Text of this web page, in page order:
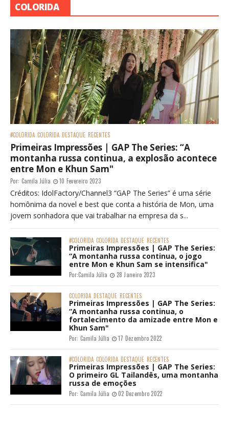
COLORIDA
#COLORIDA COLORIDA DESTAQUE RECENTES
Primeiras Impressões | GAP The Series: “A
montanha russa continua, a explosão acontece
entre Mon e Khun Sam"
Por: Camila Júlia 10 Fevereiro 2023
Créditos: IdolFactory/Channel3 “GAP The Series” é uma série
homônima da novel e best que conta a história de Mon, uma
jovem sonhadora que vai trabalhar na empresa da s...
#COLORIDA COLORIDA DESTAQUE RECENTES
Primeiras Impressões | GAP The Series:
“A montanha russa continua, o jogo
entre Mon e Khun Sam se intensifica"
Por:Camila Júlia 28 Janeiro 2023
COLORIDA DESTAQUE RECENTES
Primeiras Impressões | GAP The Series:
“A montanha russa continua, o
fortalecimento da amizade entre Mon e
Khun Sam"
Por: Camila Júlia 17 Dezembro 2022
#COLORIDA COLORIDA DESTAQUE RECENTES
Primeiras Impressões | GAP The Series:
O primeiro GL Tailandês, uma montanha
russa de emoções
Por: Camila Júlia 02 Dezembro 2022